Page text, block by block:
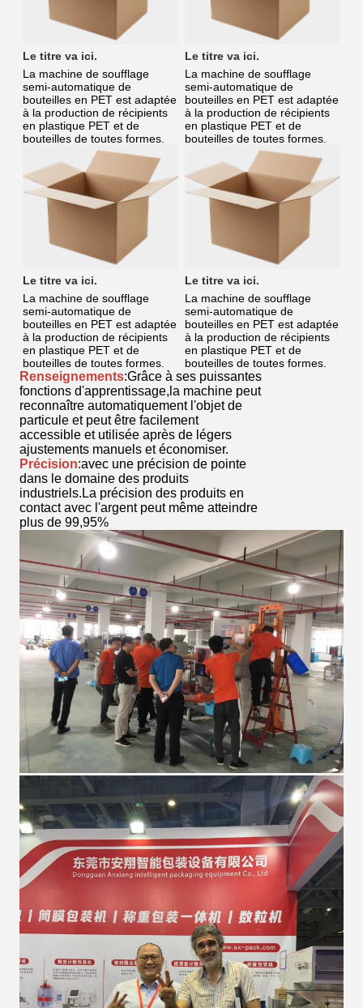
Le titre va ici.
La machine de soufflage
semi-automatique de
bouteilles en PET est adaptée
à la production de récipients
en plastique PET et de
bouteilles de toutes formes.
Le titre va ici.
La machine de soufflage
semi-automatique de
bouteilles en PET est adaptée
à la production de récipients
en plastique PET et de
bouteilles de toutes formes.
Le titre va ici.
La machine de soufflage
semi-automatique de
bouteilles en PET est adaptée
à la production de récipients
en plastique PET et de
bouteilles de toutes formes.
Le titre va ici.
La machine de soufflage
semi-automatique de
bouteilles en PET est adaptée
à la production de récipients
en plastique PET et de
bouteilles de toutes formes.
Renseignements:Grâce à ses puissantes
fonctions d'apprentissage,la machine peut
reconnaître automatiquement l'objet de
particule et peut être facilement
accessible et utilisée après de légers
ajustements manuels et économiser.
Précision:avec une précision de pointe
dans le domaine des produits
industriels.La précision des produits en
contact avec l'argent peut même atteindre
plus de 99,95%